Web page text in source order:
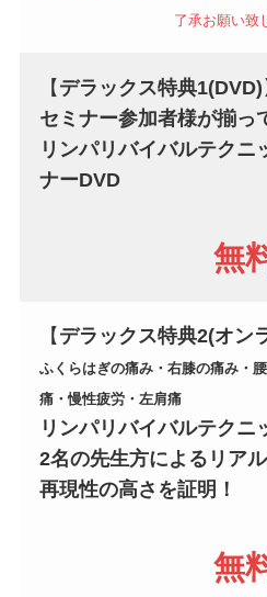
了承お願い致
【 デラックス特典1(DVD)
セミナー参加者様が揃っ
リンパリバイバルテクニ
ナーDVD
無
【 デラックス特典2(オン
ふくらはぎの痛み・右膝の痛み・
痛・慢性疲労・左肩痛
リンパリバイバルテクニ
2名の先生方によるリア
再現性の高さを証明！
無